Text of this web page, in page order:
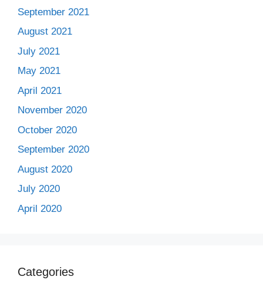
September 2021
August 2021
July 2021
May 2021
April 2021
November 2020
October 2020
September 2020
August 2020
July 2020
April 2020
Categories